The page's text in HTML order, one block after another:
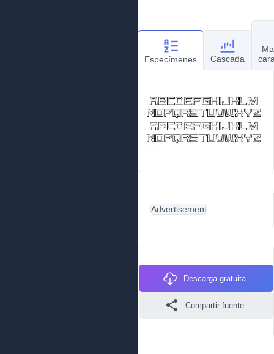
Especímenes Cascada
Advertisement
Descarga gratuita
Compartir fuente